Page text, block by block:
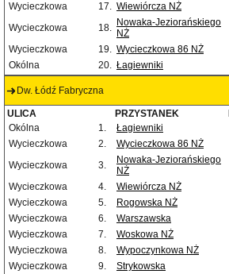
Wycieczkowa
17. Wiewiórcza NŻ
Wycieczkowa
18. Nowaka-Jeziorańskiego
NŻ
Wycieczkowa 19. Wycieczkowa 86 NŻ
Okólna
20. Łagiewniki
Dw. Łódź Fabryczna
ULICA PRZYSTANEK
Okólna
1. Łagiewniki
Wycieczkowa
2. Wycieczkowa 86 NŻ
Wycieczkowa
3.
Nowaka-Jeziorańskiego
NŻ
Wycieczkowa 4. Wiewiórcza NŻ
Wycieczkowa
5. Rogowska NŻ
Wycieczkowa
6. Warszawska
Wycieczkowa
7. Woskowa NŻ
Wycieczkowa
8. Wypoczynkowa NŻ
Wycieczkowa
9. Strykowska